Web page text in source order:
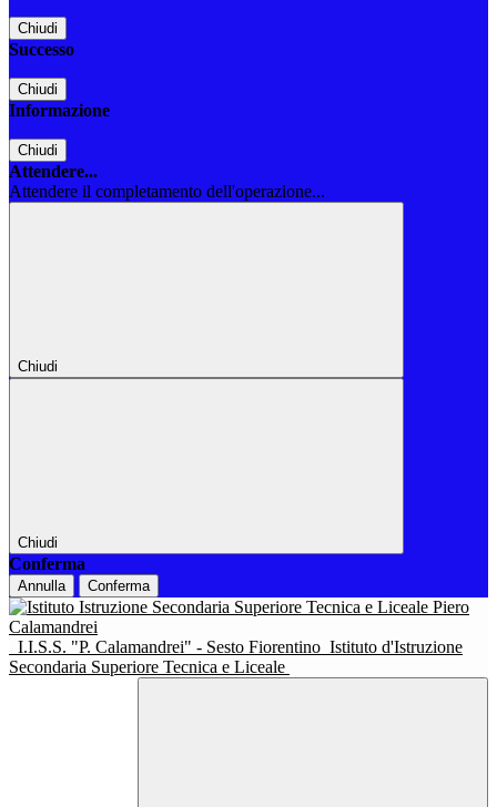
Chiudi
Successo
Chiudi
Informazione
Chiudi
Attendere...
Attendere il completamento dell'operazione...
Chiudi
Chiudi
Conferma
Annulla Conferma
I.I.S.S. "P. Calamandrei" - Sesto Fiorentino Istituto d'Istruzione
Secondaria Superiore Tecnica e Liceale